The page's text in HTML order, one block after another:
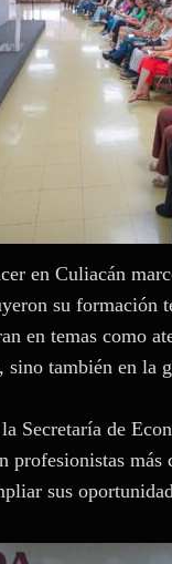
en Culiacán
su
en temas como
sino también en la
Secretaría de
profesionistas
sus